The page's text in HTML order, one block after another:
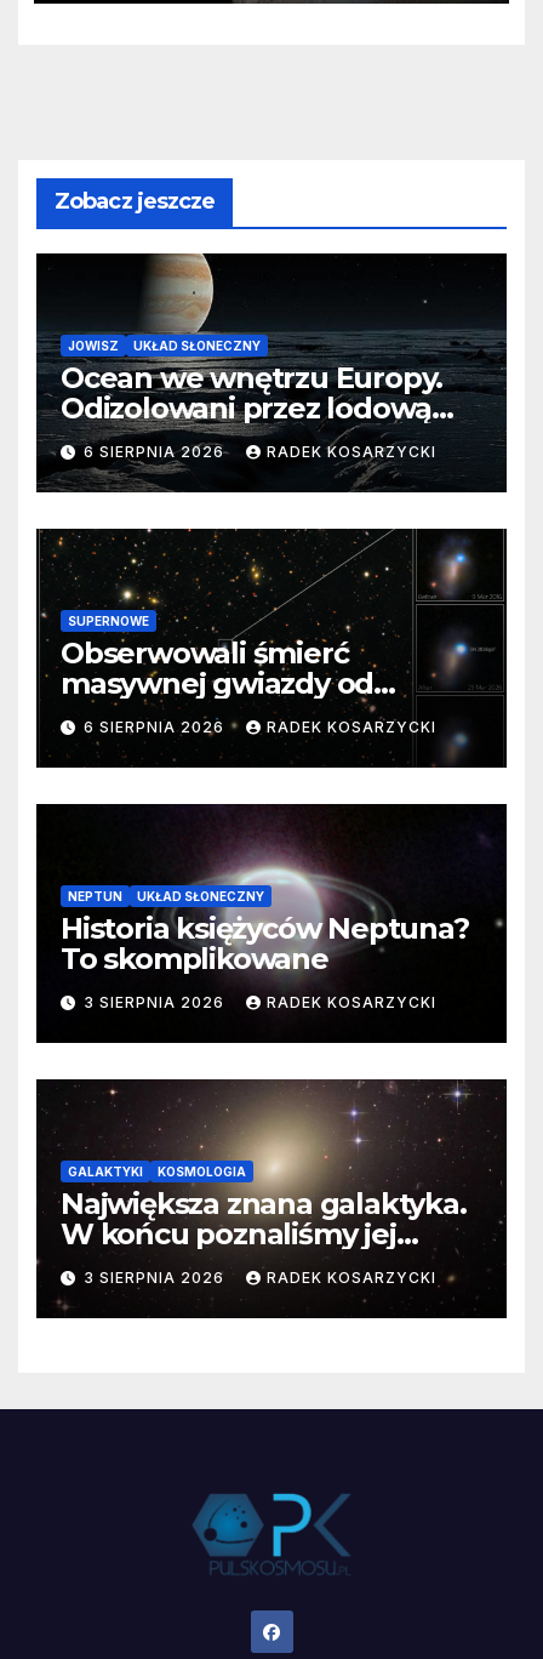
Zobacz jeszcze
JOWISZ UKŁAD SŁONECZNY
Ocean we wnętrzu Europy.
Odizolowani przez lodową
barierę
6 SIERPNIA 2026 RADEK KOSARZYCKI
SUPERNOWE
Obserwowali śmierć
masywnej gwiazdy od
samego początku. Niezwykle
cenne dane
6 SIERPNIA 2026 RADEK KOSARZYCKI
NEPTUN UKŁAD SŁONECZNY
Historia księżyców Neptuna?
To skomplikowane
3 SIERPNIA 2026 RADEK KOSARZYCKI
GALAKTYKI KOSMOLOGIA
Największa znana galaktyka.
W końcu poznaliśmy jej
faktyczne wymiary
3 SIERPNIA 2026 RADEK KOSARZYCKI